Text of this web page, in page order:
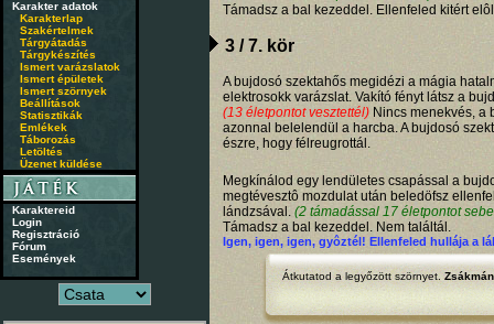
Karakter adatok
Karakterlap
Szakértelmek
Tárgyátadás
Tárgykészítés
Ismert varázslatok
Ismert épületek
Ismert szörnyek
Beállítások
Statisztikák
Emlékek
Táborozás
Letöltés
Üzenet küldése
Karaktereid
Login
Regisztráció
Fórum
Események
Támadsz a bal kezeddel. Ellenfeled kitért
3 / 7. kör
A bujdosó szektahős megidézi a mágia
elektrosokk varázslat. Vakító fényt látsz a
(13 életpontot vesztettél) Nincs menekvés, a
azonnal belelendül a harcba. A bujdosó
észre, hogy félreugrottál.
Megkínálod egy lendületes csapással a
megtévesztô mozdulat után beledöfsz
lándzsával. (2 támadással 17 életpontot
Támadsz a bal kezeddel. Nem találtál.
Igen, igen, igen, gyôztél! Ellenfeled hullája a
Átkutatod a legyőzött szörnyet.